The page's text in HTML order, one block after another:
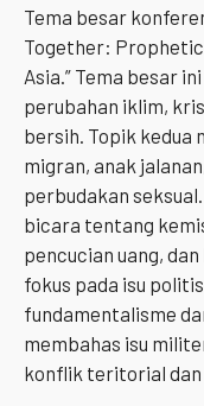
Tema besar
Together:
Asia.” Tema besar
perubahan iklim,
bersih. Topik kedua
migran, anak
perbudakan
bicara tentang
pencucian uang,
fokus pada isu
fundamentalisme
membahas isu
konflik teritorial dan